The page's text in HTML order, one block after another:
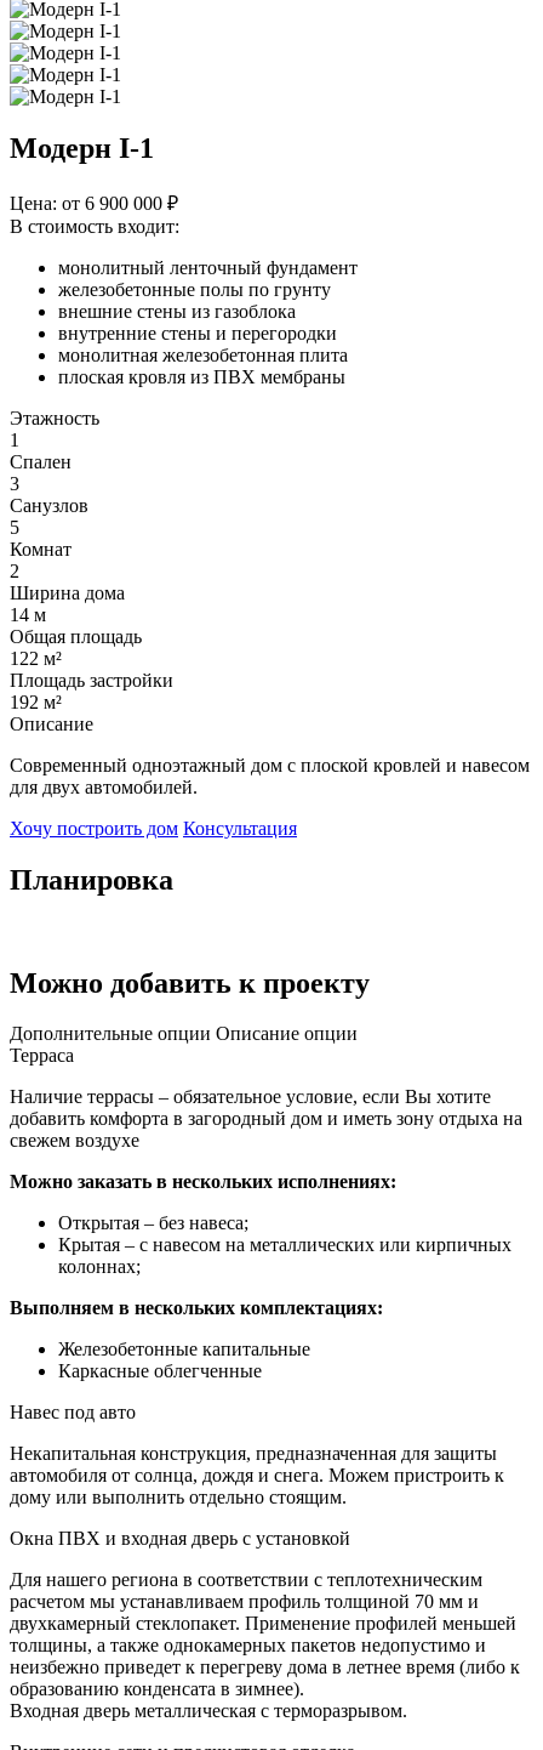
Модерн I-1
Цена: от 6 900 000 ₽
В стоимость входит:
монолитный ленточный фундамент
железобетонные полы по грунту
внешние стены из газоблока
внутренние стены и перегородки
монолитная железобетонная плита
плоская кровля из ПВХ мембраны
Этажность
1
Спален
3
Санузлов
5
Комнат
2
Ширина дома
14 м
Общая площадь
122 м²
Площадь застройки
192 м²
Описание
Современный одноэтажный дом с плоской кровлей и навесом
для двух автомобилей.
Хочу построить дом Консультация
Планировка
Можно добавить к проекту
Дополнительные опции Описание опции
Терраса
Наличие террасы – обязательное условие, если Вы хотите
добавить комфорта в загородный дом и иметь зону отдыха на
свежем воздухе
Можно заказать в нескольких исполнениях:
Открытая – без навеса;
Крытая – с навесом на металлических или кирпичных
колоннах;
Выполняем в нескольких комплектациях:
Железобетонные капитальные
Каркасные облегченные
Навес под авто
Некапитальная конструкция, предназначенная для защиты
автомобиля от солнца, дождя и снега. Можем пристроить к
дому или выполнить отдельно стоящим.
Окна ПВХ и входная дверь с установкой
Для нашего региона в соответствии с теплотехническим
расчетом мы устанавливаем профиль толщиной 70 мм и
двухкамерный стеклопакет. Применение профилей меньшей
толщины, а также однокамерных пакетов недопустимо и
неизбежно приведет к перегреву дома в летнее время (либо к
образованию конденсата в зимнее).
Входная дверь металлическая с терморазрывом.